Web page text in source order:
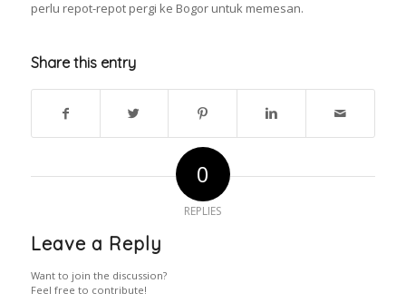
perlu repot-repot pergi ke Bogor untuk memesan.
Share this entry
0
REPLIES
Leave a Reply
Want to join the discussion?
Feel free to contribute!